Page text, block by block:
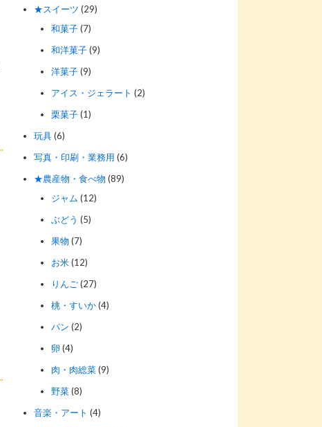
★スイーツ (29)
和菓子(7)
和洋菓子(9)
洋菓子(9)
アイス・ジェラート (2)
栗菓子(1)
玩具(6)
写真・印刷・業務用 (6)
★農産物・食べ物 (89)
ジャム (12)
ぶどう (5)
果物 (7)
お米(12)
りんご(27)
桃・すいか(4)
パン (2)
卵 (4)
肉・肉総菜(9)
野菜(8)
音楽・アート (4)